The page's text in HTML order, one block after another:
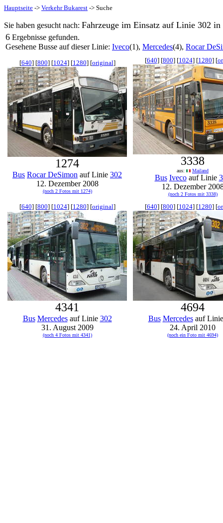
Hauptseite -> Verkehr Bukarest -> Suche
Sie haben gesucht nach: Fahrzeuge im Einsatz auf Linie 302 in
6 Ergebnisse gefunden.
Gesehene Busse auf dieser Linie: Iveco(1), Mercedes(4), Rocar
[640] [800] [1024] [1280] [original]
1274
Bus Rocar DeSimon auf Linie 302
12. Dezember 2008
(noch 2 Fotos mit 1274)
[640] [800] [1024] [1280] [
3338
aus: Mailand
Bus Ivecoauf Linie
12. Dezember
(noch 2 Fotos mit 3338)
[640] [800] [1024] [1280] [original]
4341
Bus Mercedesauf Linie 302
31. August 2009
(noch 4 Fotos mit 4341)
[640] [800] [1024] [1280] [
4694
Bus Mercedesauf
24. April 2010
(noch ein Foto mit 4694)